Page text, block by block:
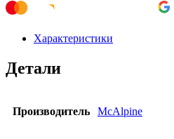
Характеристики
Детали
Производитель McAlpine